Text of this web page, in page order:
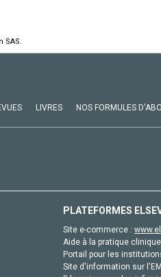
SAS.
LIVRES NOS FORMULES
PLATEFORMES
Site e-commerce :
Aide à la pratique
Portail pour les
Site d'information sur